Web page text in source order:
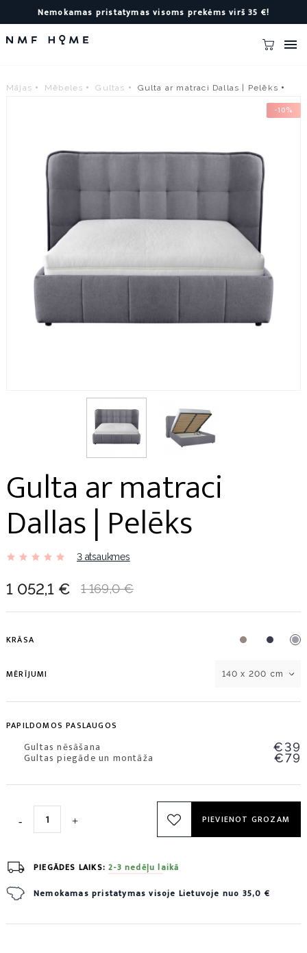
Nemokamas pristatymas visoms prekėms virš 35 €!

Mājas Mēbeles Gultas Gulta ar matraci Dallas | Pelēks
-10%
Gulta ar matraci
Dallas | Pelēks
3 atsaukmes
1 052,1 € 1 169,0 €
KRĀSA
MĒRĪJUMI 140 x 200 cm
PAPILDOMOS PASLAUGOS
Gultas nēsāšana €39
Gultas piegāde un montāža €79
PIEVIENOT GROZAM
PIEGĀDES LAIKS:2-3 nedēļu laikā
Nemokamas pristatymas visoje Lietuvoje nuo 35,0 €